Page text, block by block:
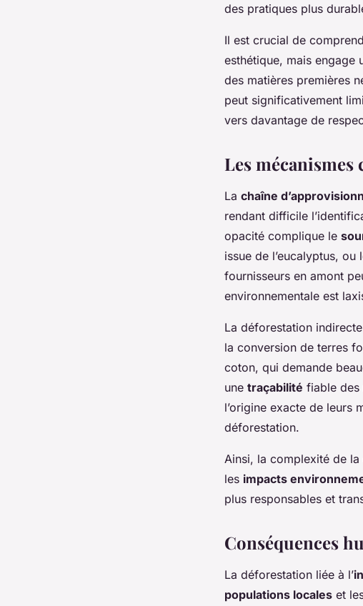
des pratiques plus
Il est crucial de
esthétique, mais engage
des matières premières
peut significativement
vers davantage de
Les mécanismes
La chaîne
rendant difficile
opacité complique le
issue de l’eucalyptus, ou
fournisseurs en amont
environnementale est
La déforestation
la conversion de terres
coton, qui demande
une traçabilité fiable des
l’origine exacte de leurs
déforestation.
Ainsi, la complexité de
les impacts
plus responsables et
Conséquences
La déforestation liée à l’
populations locales et